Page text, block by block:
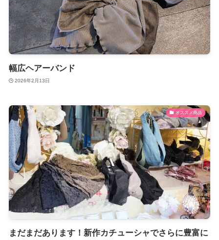
幅広ヘアーバンド
2026年2月13日
オススメ商品
まだまだあります！新作カチューシャでさらに豊富に